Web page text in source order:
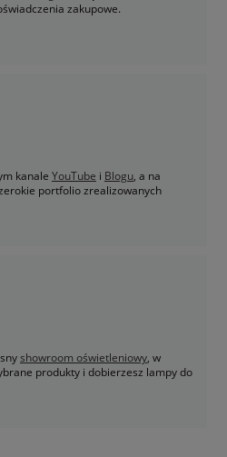
zakupowe.
kanale YouTube i Blogu, a na
portfolio zrealizowanych
showroom oświetleniowy, w
produkty i dobierzesz lampy do